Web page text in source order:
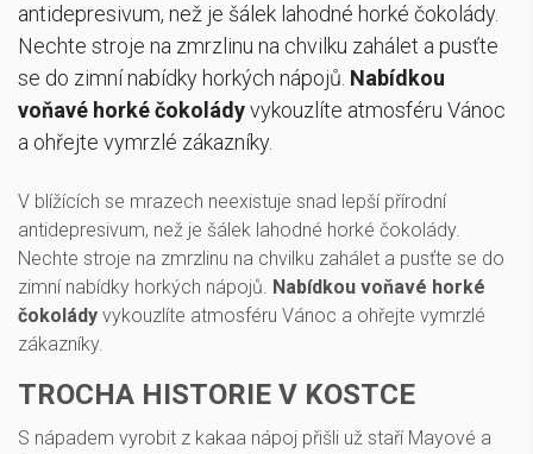
antidepresivum, než je šálek lahodné horké čokolády.
Nechte stroje na zmrzlinu na chvilku zahálet a pusťte
se do zimní nabídky horkých nápojů. Nabídkou
voňavé horké čokoládyvykouzlíte atmosféru Vánoc
a ohřejte vymrzlé zákazníky.
V blížících se mrazech neexistuje snad lepší přírodní
antidepresivum, než je šálek lahodné horké čokolády.
Nechte stroje na zmrzlinu na chvilku zahálet a pusťte se do
zimní nabídky horkých nápojů. Nabídkou voňavé horké
čokolády vykouzlíte atmosféru Vánoc a ohřejte vymrzlé
zákazníky.
TROCHA HISTORIE V KOSTCE
S nápadem vyrobit z kakaa nápoj přišli už staří Mayové a